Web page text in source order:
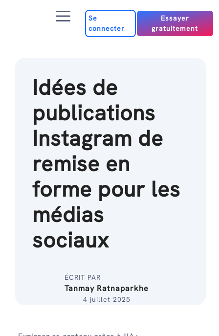
Menu
Se
connecter
Essayer
gratuitement
Idées de
publications
Instagram de
remise en
forme pour les
médias
sociaux
ÉCRIT PAR
Tanmay Ratnaparkhe
4 juillet 2025